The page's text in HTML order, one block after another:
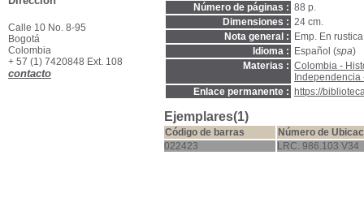
Número de páginas : 88 p.
Dimensiones : 24 cm.
Nota general :
Emp. En
Idioma :
Español (spa)
Materias : Colombia -
Enlace permanente :
https://
Ejemplares(1)
Código de barras
Número de
022423
LRC. 986.103 V34
Calle 10 No. 8-95
Bogotá
Colombia
+ 57 (1) 7420848 Ext. 108
contacto